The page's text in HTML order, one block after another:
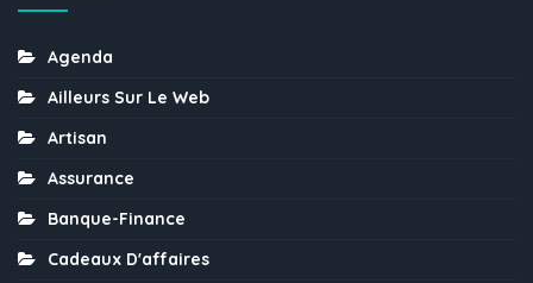
Agenda
Ailleurs Sur Le Web
Artisan
Assurance
Banque-Finance
Cadeaux D'affaires